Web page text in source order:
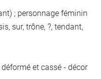
; personnage féminin
sur, trône, ?, tendant,
et cassé - décor